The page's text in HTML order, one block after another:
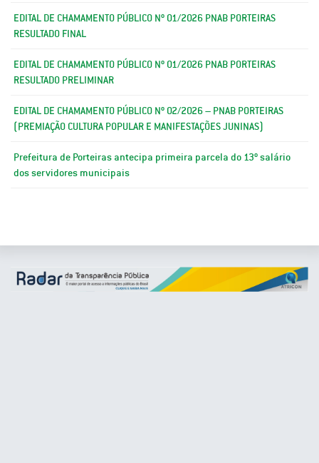
EDITAL DE CHAMAMENTO PÚBLICO Nº 01/2026 PNAB PORTEIRAS
RESULTADO FINAL
EDITAL DE CHAMAMENTO PÚBLICO Nº 01/2026 PNAB PORTEIRAS
RESULTADO PRELIMINAR
EDITAL DE CHAMAMENTO PÚBLICO Nº 02/2026 – PNAB PORTEIRAS
(PREMIAÇÃO CULTURA POPULAR E MANIFESTAÇÕES JUNINAS)
Prefeitura de Porteiras antecipa primeira parcela do 13º salário
dos servidores municipais